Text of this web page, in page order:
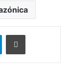
TelegramImprimir